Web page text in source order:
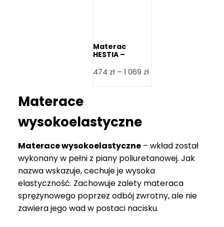
Materac
HESTIA –
474 zł – 1 069 złZakres
cen:
069 zł
Materace
wysokoelastyczne
Materace wysokoelastyczne – wkład został
wykonany w pełni z piany poliuretanowej. Jak
nazwa wskazuje, cechuje je wysoka
elastyczność. Zachowuje zalety materaca
sprężynowego poprzez odbój zwrotny, ale nie
zawiera jego wad w postaci nacisku.